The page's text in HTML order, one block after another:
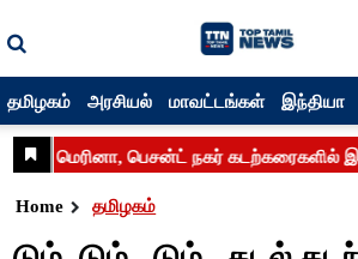
தமிழகம் அரசியல் மாவட்டங்கள் இந்தியா
Home தமிழகம்